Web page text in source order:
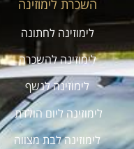
השכרת לימוזינה
לימוזינה לחתונה
לימוזינה להשכרה
לימוזינה לנשף
לימוזינה ליום הולדת
לימוזינה לבת מצווה